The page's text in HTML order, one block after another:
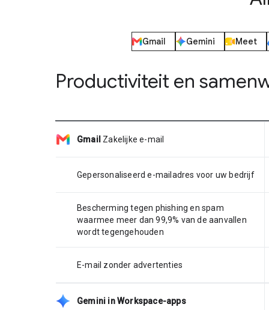
Gmail
Gemini Meet
Productiviteit en
Gmail Zakelijke e-mail
Gepersonaliseerd e-mailadres voor uw bedrijf
Bescherming tegen phishing en spam
waarmee meer dan 99,9% van de aanvallen
wordt tegengehouden
E-mail zonder advertenties
Gemini in Workspace-apps